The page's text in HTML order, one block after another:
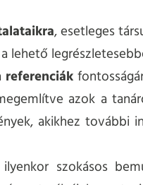
, esetleges
lehető
referenciák
azok a
akikhez további
szokásos